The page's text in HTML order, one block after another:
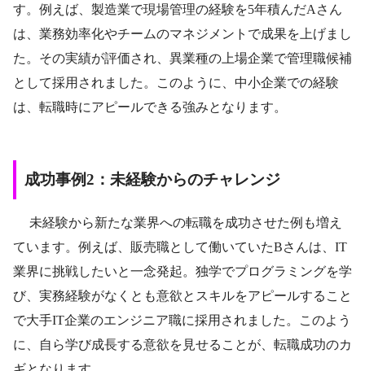
す。例えば、製造業で現場管理の経験を5年積んだAさん
は、業務効率化やチームのマネジメントで成果を上げまし
た。その実績が評価され、異業種の上場企業で管理職候補
として採用されました。このように、中小企業での経験
は、転職時にアピールできる強みとなります。
成功事例2：未経験からのチャレンジ
未経験から新たな業界への転職を成功させた例も増え
ています。例えば、販売職として働いていたBさんは、IT
業界に挑戦したいと一念発起。独学でプログラミングを学
び、実務経験がなくとも意欲とスキルをアピールすること
で大手IT企業のエンジニア職に採用されました。このよう
に、自ら学び成長する意欲を見せることが、転職成功のカ